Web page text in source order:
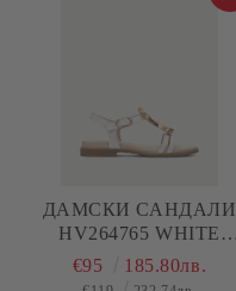
ДАМСКИ САНДАЛИ
HV264765 WHITE
HISPANITAS
€95 185.80лв.